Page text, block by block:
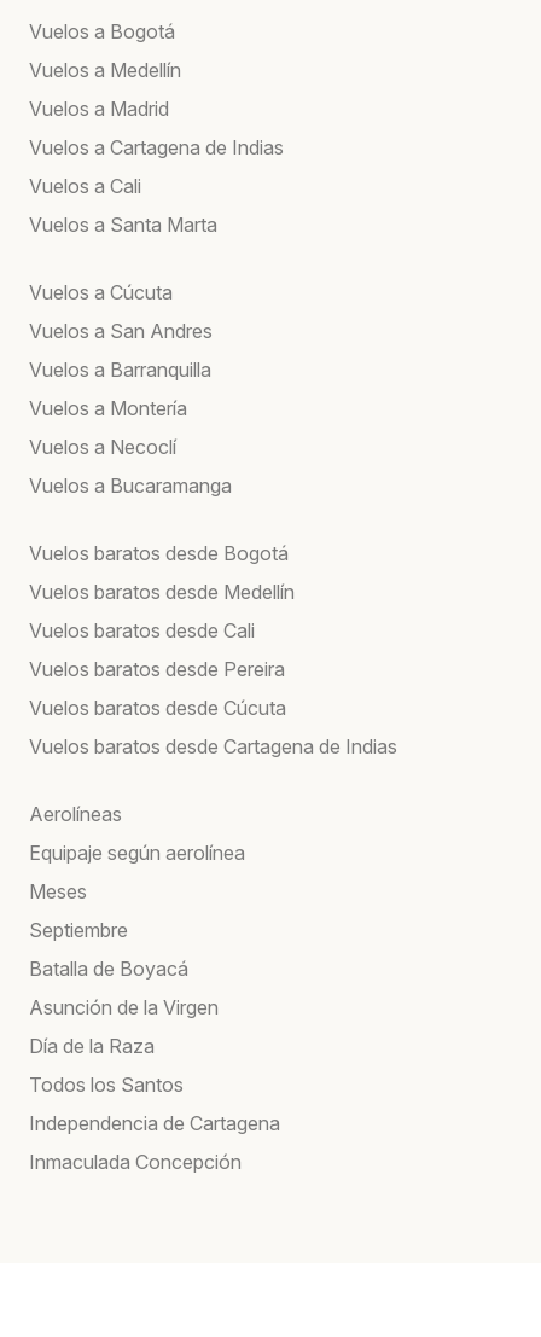
Vuelos a Bogotá
Vuelos a Medellín
Vuelos a Madrid
Vuelos a Cartagena de Indias
Vuelos a Cali
Vuelos a Santa Marta
Vuelos a Cúcuta
Vuelos a San Andres
Vuelos a Barranquilla
Vuelos a Montería
Vuelos a Necoclí
Vuelos a Bucaramanga
Vuelos baratos desde Bogotá
Vuelos baratos desde Medellín
Vuelos baratos desde Cali
Vuelos baratos desde Pereira
Vuelos baratos desde Cúcuta
Vuelos baratos desde Cartagena de Indias
Aerolíneas
Equipaje según aerolínea
Meses
Septiembre
Batalla de Boyacá
Asunción de la Virgen
Día de la Raza
Todos los Santos
Independencia de Cartagena
Inmaculada Concepción